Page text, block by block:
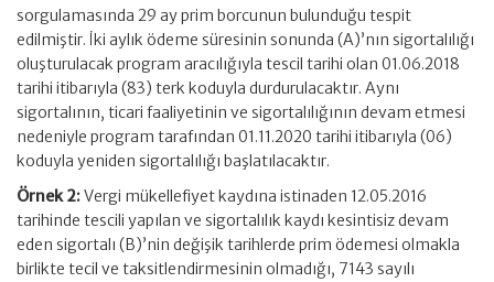
sorgulamasında 29 ay prim borcunun bulunduğu tespit
edilmiştir. İki aylık ödeme süresinin sonunda (A)’nın sigortalılığı
oluşturulacak program aracılığıyla tescil tarihi olan 01.06.2018
tarihi itibarıyla (83) terk koduyla durdurulacaktır. Aynı
sigortalının, ticari faaliyetinin ve sigortalılığının devam etmesi
nedeniyle program tarafından 01.11.2020 tarihi itibarıyla (06)
koduyla yeniden sigortalılığı başlatılacaktır.
Örnek 2:Vergi mükellefiyet kaydına istinaden 12.05.2016
tarihinde tescili yapılan ve sigortalılık kaydı kesintisiz devam
eden sigortalı (B)’nin değişik tarihlerde prim ödemesi olmakla
birlikte tecil ve taksitlendirmesinin olmadığı, 7143 sayılı